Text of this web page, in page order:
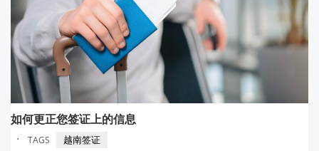
如何更正您签证上的信息
·
TAGS 越南签证